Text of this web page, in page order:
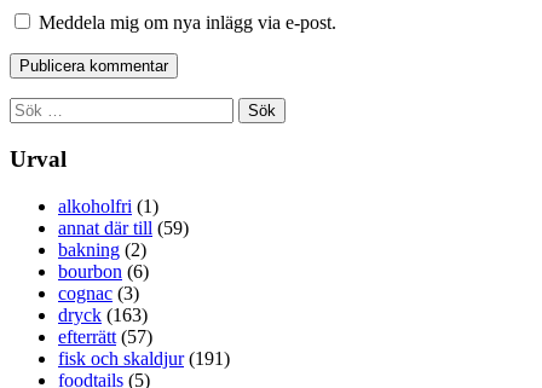
Meddela mig om nya inlägg via e-post.
Sök
efter:
Urval
alkoholfri (1)
annat där till (59)
bakning (2)
bourbon (6)
cognac (3)
dryck (163)
efterrätt (57)
fisk och skaldjur(191)
foodtails (5)